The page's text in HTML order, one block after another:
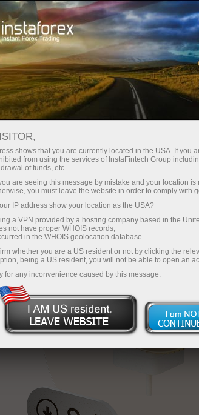
Pembukaan akun instan Platform
Pemula Untuk Investor Untuk
shows that you are currently located in the USA. If you
from using the services of InstaFintech Group
of funds, etc.
are seeing this message by mistake and your location
you must leave the website in order to comply with
IP address show your location as the USA?
a VPN provided by a hosting company based in the
not have proper WHOIS records;
in the WHOIS geolocation database.
whether you are a US resident or not by clicking the
being a US resident, you will not be able to open an
for any inconvenience caused by this message.